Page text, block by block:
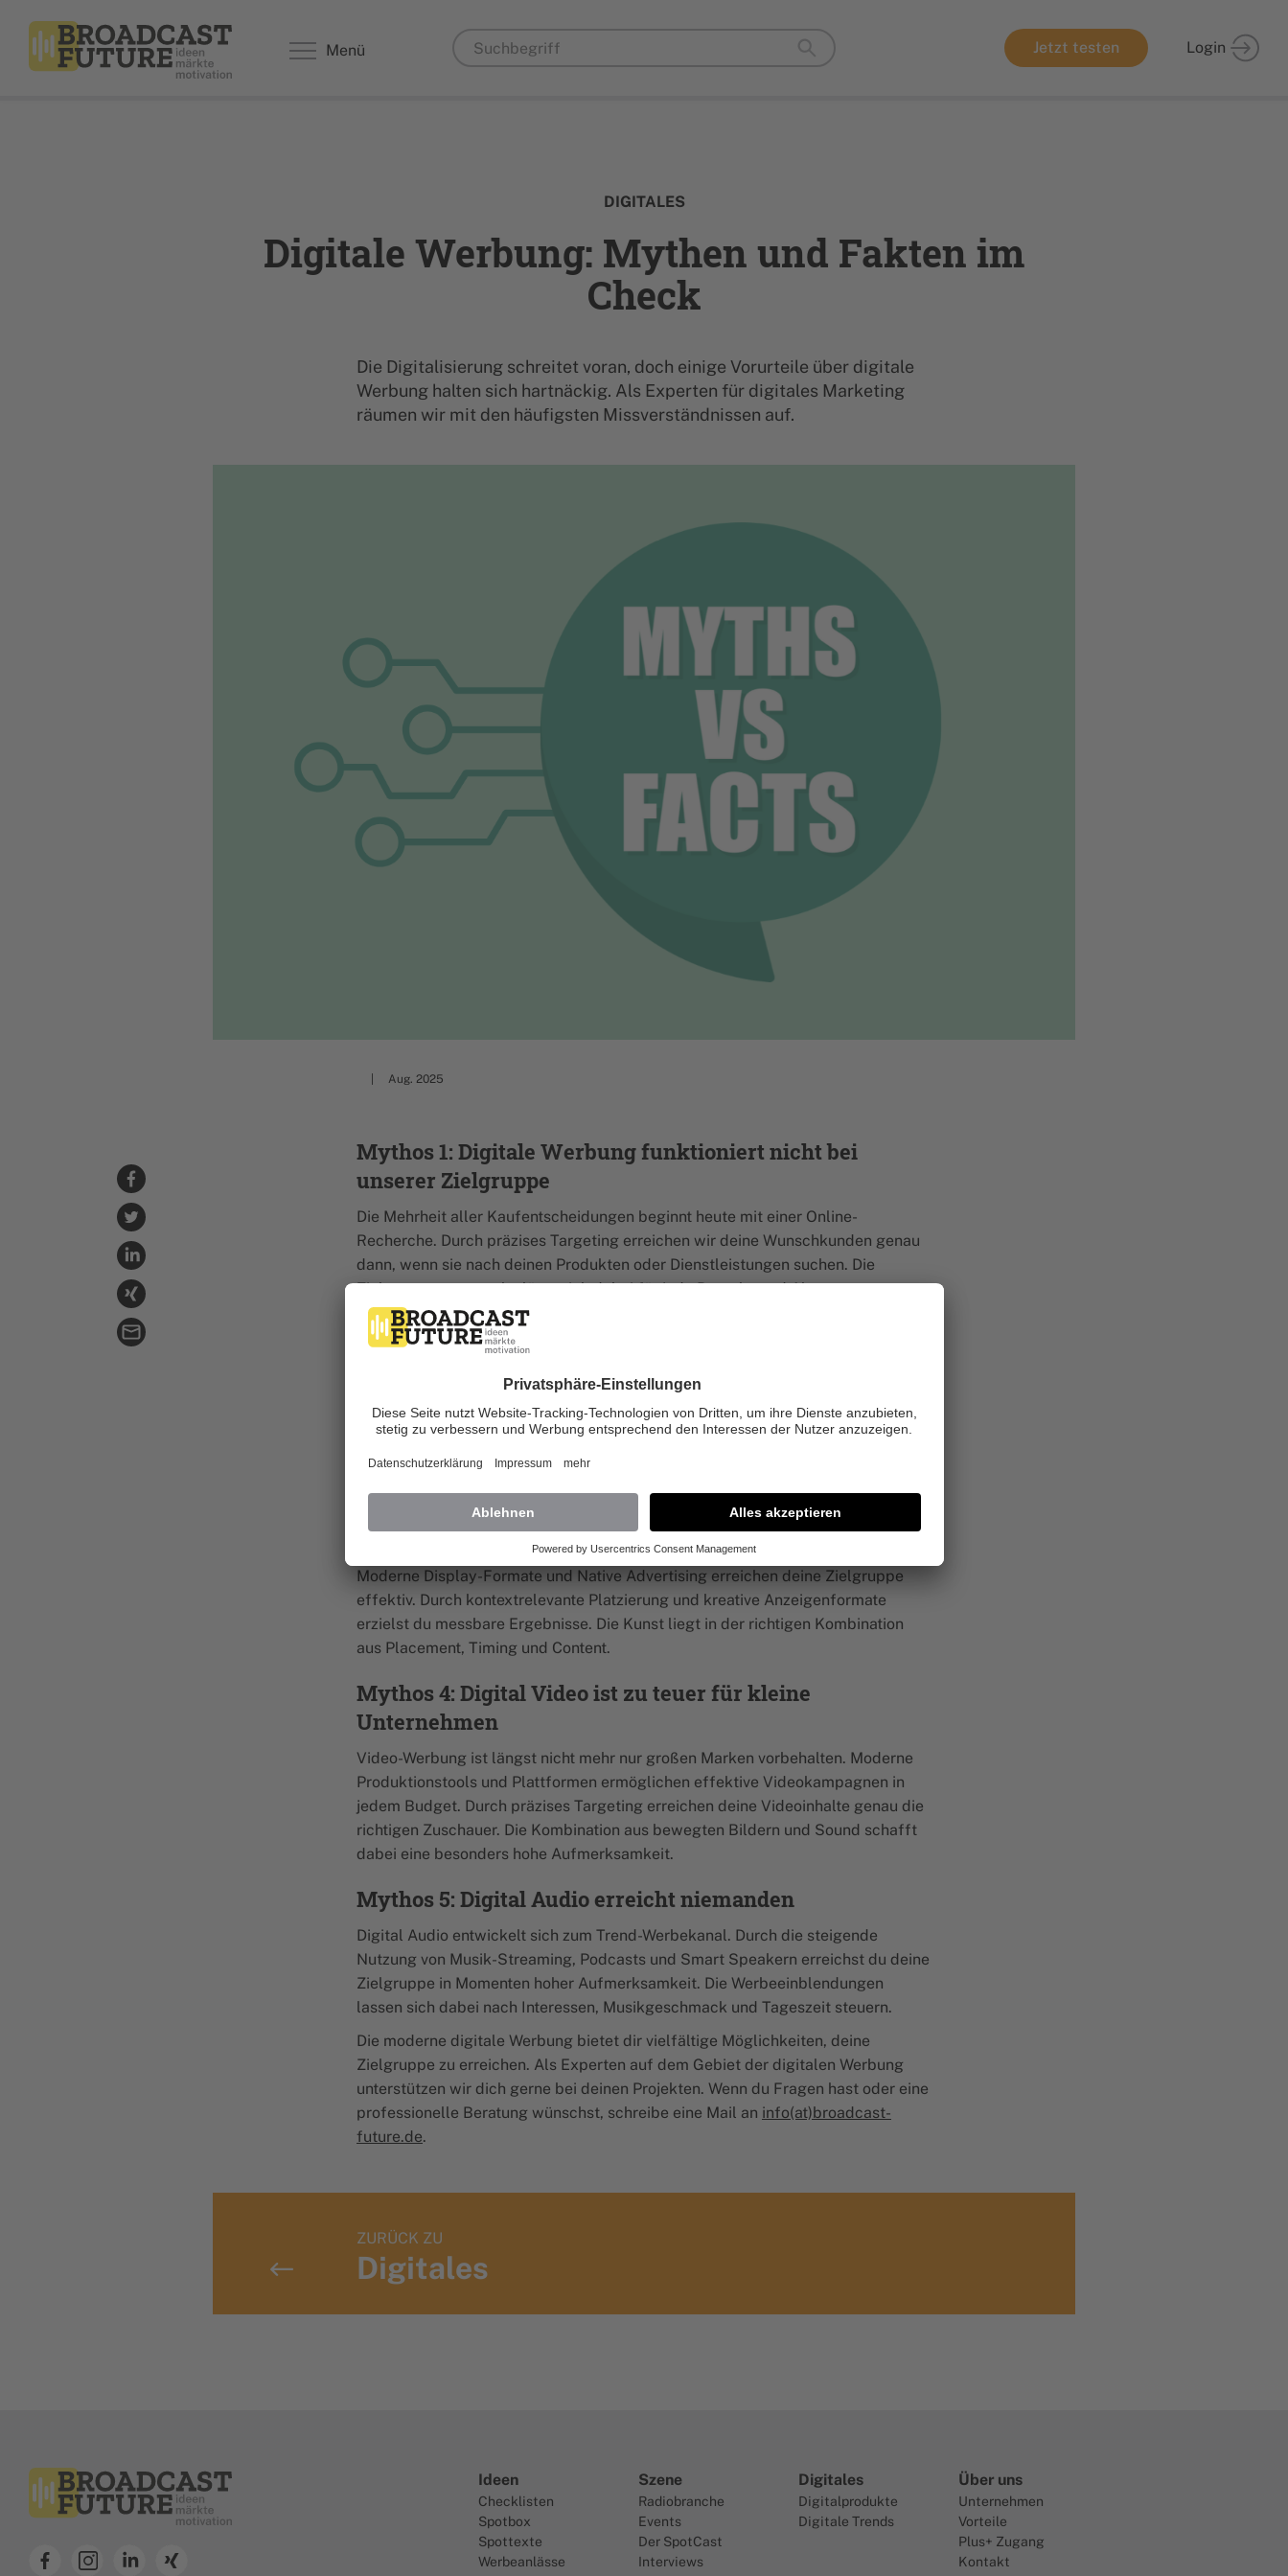
Menü Jetzt testen Login
DIGITALES
Digitale Werbung: Mythen und Fakten im
Check
Die Digitalisierung schreitet voran, doch einige Vorurteile über digitale
Werbung halten sich hartnäckig. Als Experten für digitales Marketing
räumen wir mit den häufigsten Missverständnissen auf.
Aug. 2025
Mythos 1: Digitale Werbung funktioniert nicht bei
unserer Zielgruppe
Die Mehrheit aller Kaufentscheidungen beginnt heute mit einer Online-
Recherche. Durch präzises Targeting erreichen wir deine Wunschkunden genau
dann, wenn sie nach deinen Produkten oder Dienstleistungen suchen. Die
Zielgruppenansprache lässt sich dabei für jede Branche und Altersgruppe
optimieren.
Mythos 2: Social Media Marketing ist reine
Geldverschwendung
Social Media ermöglicht heute zielgenaue Kundenansprache. Besonders
der richtigen Content-Strategie wird Social Media zu einem effektiven
Verkaufskanal.
Mythos 3: Display-Werbung wird sowieso geblockt
Moderne Display-Formate und Native Advertising erreichen deine Zielgruppe
effektiv. Durch kontextrelevante Platzierung und kreative Anzeigenformate
erzielst du messbare Ergebnisse. Die Kunst liegt in der richtigen Kombination
aus Placement, Timing und Content.
Mythos 4: Digital Video ist zu teuer für kleine
Unternehmen
Video-Werbung ist längst nicht mehr nur großen Marken vorbehalten. Moderne
Produktionstools und Plattformen ermöglichen effektive Videokampagnen in
jedem Budget. Durch präzises Targeting erreichen deine Videoinhalte genau die
richtigen Zuschauer. Die Kombination aus bewegten Bildern und Sound schafft
dabei eine besonders hohe Aufmerksamkeit.
Mythos 5: Digital Audio erreicht niemanden
Digital Audio entwickelt sich zum Trend-Werbekanal. Durch die steigende
Nutzung von Musik-Streaming, Podcasts und Smart Speakern erreichst du deine
Zielgruppe in Momenten hoher Aufmerksamkeit. Die Werbeeinblendungen
lassen sich dabei nach Interessen, Musikgeschmack und Tageszeit steuern.
Die moderne digitale Werbung bietet dir vielfältige Möglichkeiten, deine
Zielgruppe zu erreichen. Als Experten auf dem Gebiet der digitalen Werbung
unterstützen wir dich gerne bei deinen Projekten. Wenn du Fragen hast oder eine
professionelle Beratung wünschst, schreibe eine Mail an info(at)broadcast-
future.de.
ZURÜCK ZU
Digitales
Ideen
Checklisten
Spotbox
Spottexte
Werbeanlässe
Szene
Radiobranche
Events
Der SpotCast
Interviews
Digitales
Digitalprodukte
Digitale Trends
Über uns
Unternehmen
Vorteile
Plus+ Zugang
Kontakt